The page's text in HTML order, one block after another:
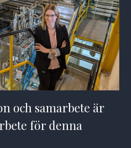
och samarbete är
för denna